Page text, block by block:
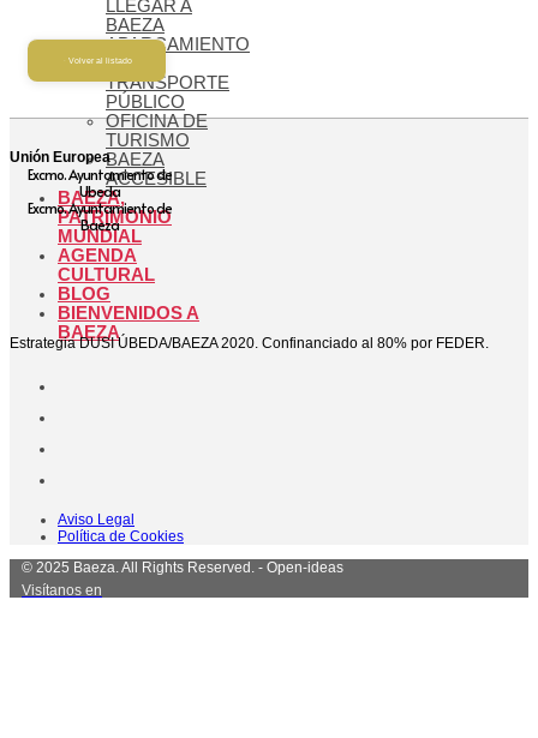
LLEGAR A
BAEZA
APARCAMIENTO
Y
TRANSPORTE
PÚBLICO
OFICINA DE
TURISMO
BAEZA
ACCESIBLE
BAEZA,
PATRIMONIO
MUNDIAL
AGENDA
CULTURAL
BLOG
BIENVENIDOS A
BAEZA
Volver al listado
Unión Europea
Excmo. Ayuntamiento de
Ubeda
Excmo. Ayuntamiento de
Baeza
Estrategia DUSI ÚBEDA/BAEZA 2020. Confinanciado al 80% por FEDER.
Aviso Legal
Política de Cookies
© 2025 Baeza. All Rights Reserved. - Open-ideas
Visítanos en